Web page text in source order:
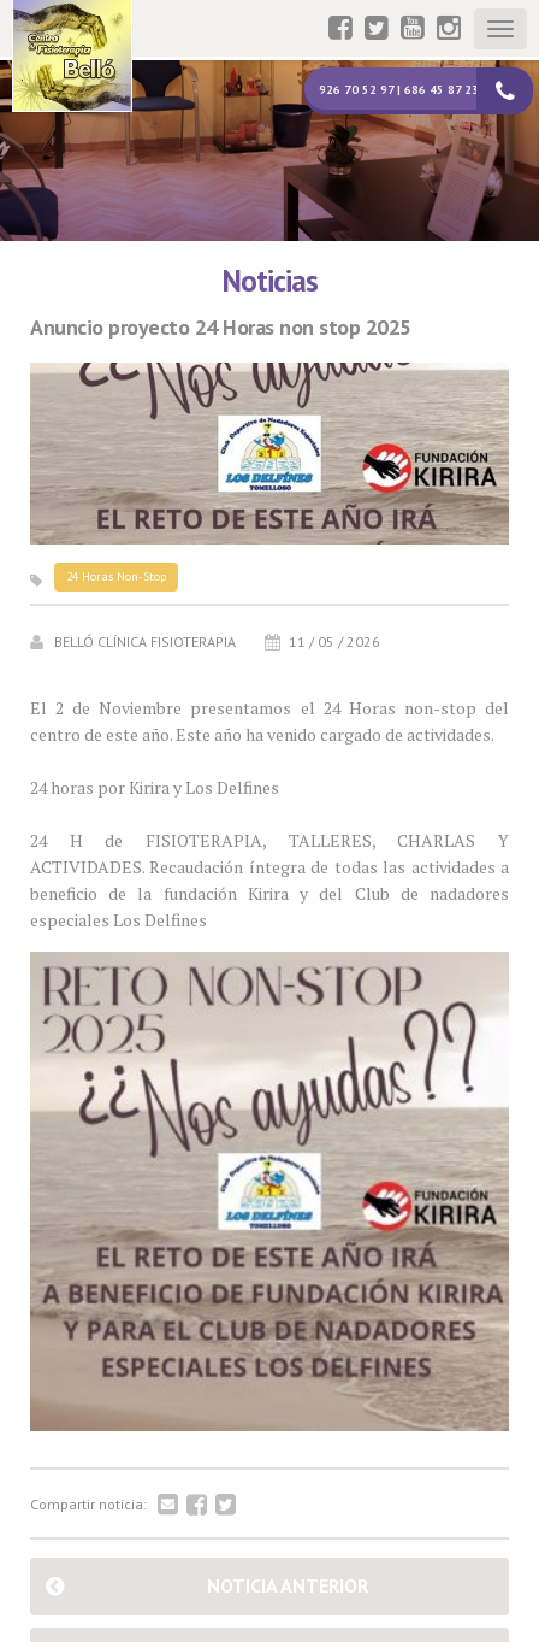
926 70 52 97 | 686 45 87 23
Noticias
Anuncio proyecto 24 Horas non stop 2025
24 Horas Non-Stop
BELLÓ CLÍNICA FISIOTERAPIA 11 / 05 / 2026
El 2 de Noviembre presentamos el 24 Horas non-stop del
centro de este año. Este año ha venido cargado de actividades.
24 horas por Kirira y Los Delfines
24 H de FISIOTERAPIA, TALLERES, CHARLAS Y
ACTIVIDADES. Recaudación íntegra de todas las actividades a
beneficio de la fundación Kirira y del Club de nadadores
especiales Los Delfines
Compartir noticia:
NOTICIA ANTERIOR